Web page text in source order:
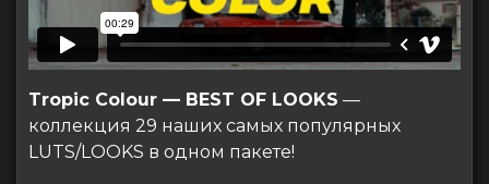
Tropic Colour — BEST OF LOOKS —
коллекция 29 наших самых популярных
LUTS/LOOKS в одном пакете!